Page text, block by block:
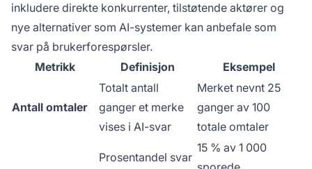
inkludere direkte konkurrenter, tilstøtende aktører og
nye alternativer som AI-systemer kan anbefale som
svar på brukerforespørsler.
Metrikk
Definisjon Eksempel
Antall omtaler
Totalt antall
ganger et merke
vises i AI-svar
Merket nevnt 25
ganger av 100
totale omtaler
Prosentandel svar
15 % av 1 000